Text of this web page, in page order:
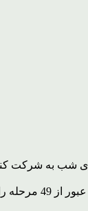
شب به شرکت
پنجاه وظیفه بطور اختصاصی